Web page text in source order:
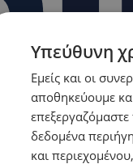
Υπεύθυνη
Εμείς και οι
αποθηκεύουμε
δεδομένα
και